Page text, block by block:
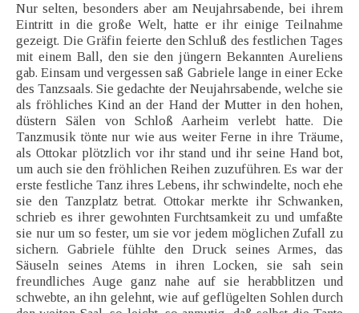
Nur selten, besonders aber am Neujahrsabende, bei ihrem
Eintritt in die große Welt, hatte er ihr einige Teilnahme
gezeigt. Die Gräfin feierte den Schluß des festlichen Tages
mit einem Ball, den sie den jüngern Bekannten Aureliens
gab. Einsam und vergessen saß Gabriele lange in einer Ecke
des Tanzsaals. Sie gedachte der Neujahrsabende, welche sie
als fröhliches Kind an der Hand der Mutter in den hohen,
düstern Sälen von Schloß Aarheim verlebt hatte. Die
Tanzmusik tönte nur wie aus weiter Ferne in ihre Träume,
als Ottokar plötzlich vor ihr stand und ihr seine Hand bot,
um auch sie den fröhlichen Reihen zuzuführen. Es war der
erste festliche Tanz ihres Lebens, ihr schwindelte, noch ehe
sie den Tanzplatz betrat. Ottokar merkte ihr Schwanken,
schrieb es ihrer gewohnten Furchtsamkeit zu und umfaßte
sie nur um so fester, um sie vor jedem möglichen Zufall zu
sichern. Gabriele fühlte den Druck seines Armes, das
Säuseln seines Atems in ihren Locken, sie sah sein
freundliches Auge ganz nahe auf sie herabblitzen und
schwebte, an ihn gelehnt, wie auf geflügelten Sohlen durch